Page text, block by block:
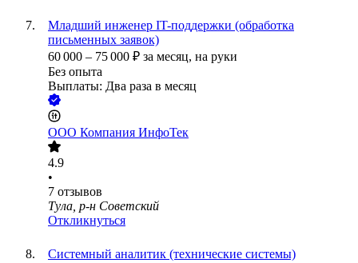
Младший инженер IT-поддержки (обработка
письменных заявок)
60 000 – 75 000 ₽ за месяц, на руки
Без опыта
Выплаты: Два раза в месяц
ООО Компания ИнфоТек
4.9
•
7 отзывов
Тула, р-н Советский
Откликнуться
Системный аналитик (технические системы)